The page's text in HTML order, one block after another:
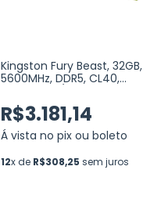
Kingston Fury Beast, 32GB,
5600MHz, DDR5, CL40,
Preto (KF556C40BB2-32)
R$3.181,14
Á vista no pix ou boleto
12x de R$308,25 sem juros